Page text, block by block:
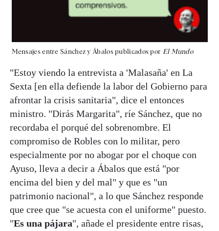
Mensajes entre Sánchez y Ábalos publicados por El Mundo
"Estoy viendo la entrevista a 'Malasaña' en La
Sexta [en ella defiende la labor del Gobierno para
afrontar la crisis sanitaria", dice el entonces
ministro. "Dirás Margarita", ríe Sánchez, que no
recordaba el porqué del sobrenombre. El
compromiso de Robles con lo militar, pero
especialmente por no abogar por el choque con
Ayuso, lleva a decir a Ábalos que está "por
encima del bien y del mal" y que es "un
patrimonio nacional", a lo que Sánchez responde
que cree que "se acuesta con el uniforme" puesto.
"Es una pájara", añade el presidente entre risas,